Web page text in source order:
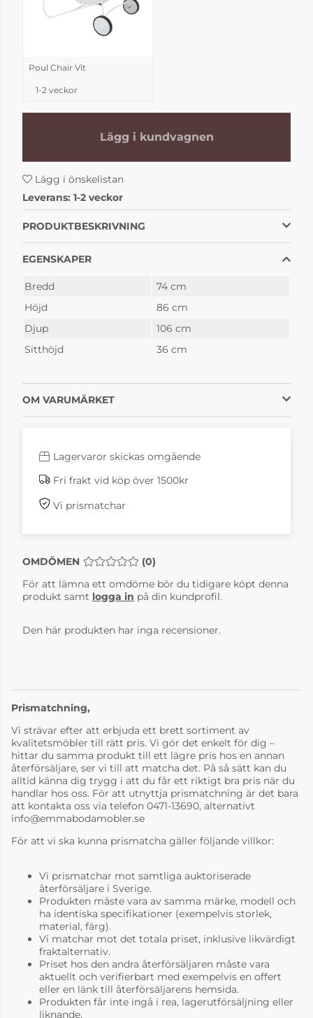
Poul Chair Vit
1-2 veckor
Lägg i kundvagnen
Lägg i önskelistan
Leverans: 1-2 veckor
PRODUKTBESKRIVNING
EGENSKAPER
Bredd
74 cm
Höjd
86 cm
Djup
106 cm
Sitthöjd
36 cm
OM VARUMÄRKET
Lagervaror skickas omgående
Fri frakt vid köp över 1500kr
Vi prismatchar
OMDÖMEN MEDELBETYG 0 AV 5 ANTAL BETYG 0
(0)
För att lämna ett omdöme bör du tidigare köpt denna
produkt samt logga in på din kundprofil.
Den här produkten har inga recensioner.
Prismatchning,
Vi strävar efter att erbjuda ett brett sortiment av
kvalitetsmöbler till rätt pris. Vi gör det enkelt för dig –
hittar du samma produkt till ett lägre pris hos en annan
återförsäljare, ser vi till att matcha det. På så sätt kan du
alltid känna dig trygg i att du får ett riktigt bra pris när du
handlar hos oss. För att utnyttja prismatchning är det bara
att kontakta oss via telefon 0471-13690, alternativt
info@emmabodamobler.se
För att vi ska kunna prismatcha gäller följande villkor:
Vi prismatchar mot samtliga auktoriserade
återförsäljare i Sverige.
Produkten måste vara av samma märke, modell och
ha identiska specifikationer (exempelvis storlek,
material, färg).
Vi matchar mot det totala priset, inklusive likvärdigt
fraktalternativ.
Priset hos den andra återförsäljaren måste vara
aktuellt och verifierbart med exempelvis en offert
eller en länk till återförsäljarens hemsida.
Produkten får inte ingå i rea, lagerutförsäljning eller
liknande.